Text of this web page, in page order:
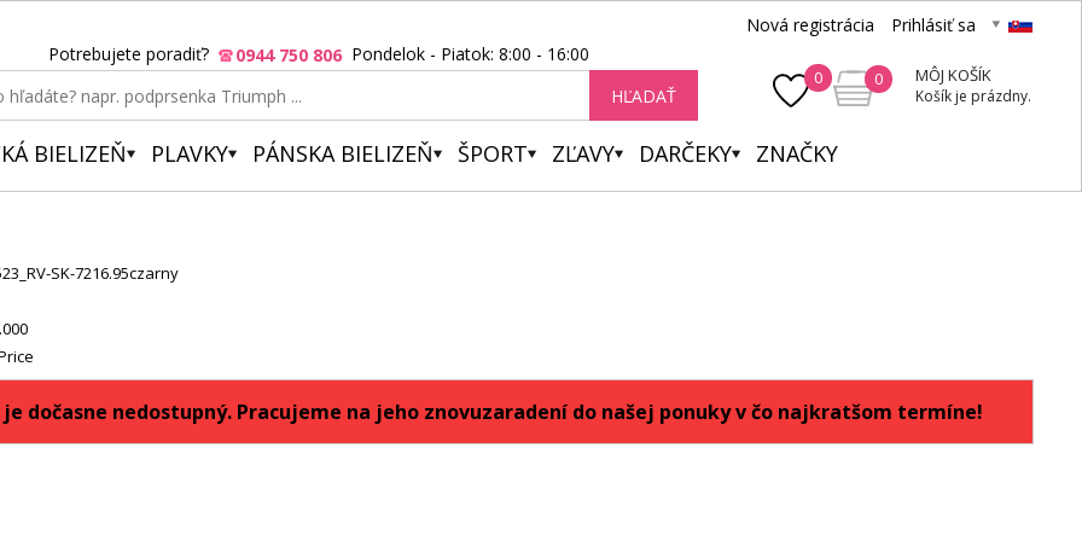
Nová registrácia Prihlásiť sa
0 0 MÔJ KOŠÍK
Košík je prázdny.
Potrebujete poradiť? 0944 750 806 Pondelok - Piatok: 8:00 - 16:00
HĽADAŤ
BIELIZEŇ PLAVKY PÁNSKA BIELIZEŇ ŠPORT ZĽAVY DARČEKY ZNAČKY
SK-7216.95czarny
dočasne nedostupný. Pracujeme na jeho znovuzaradení do našej ponuky v čo najkratšom termíne!